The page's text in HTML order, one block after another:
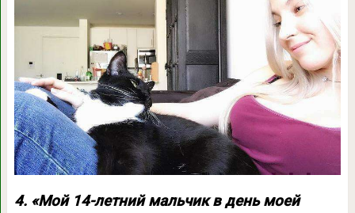
4. «Мой 14-летний мальчик в день моей